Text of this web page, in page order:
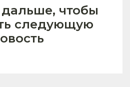
чтобы
следующую